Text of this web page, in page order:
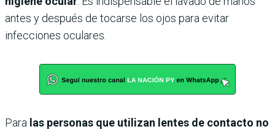
antes y después de tocarse los ojos para evitar
infecciones oculares.
Para las personas que utilizan lentes de contacto no